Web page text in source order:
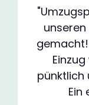
pünktlich
Ein